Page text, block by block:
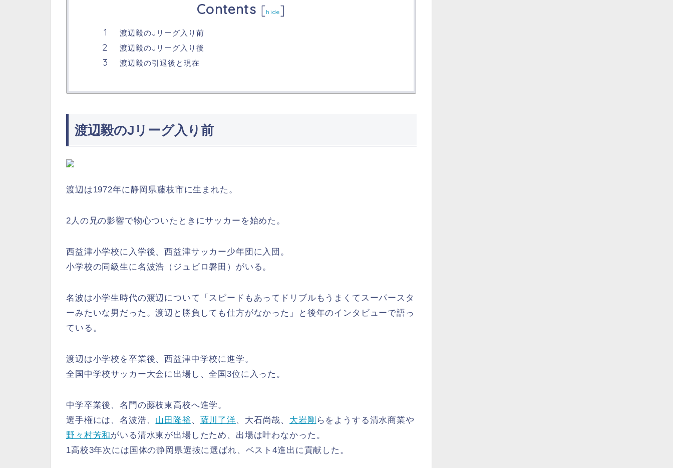
Contents [hide]
渡辺毅のJリーグ入り前
渡辺毅のJリーグ入り後
渡辺毅の引退後と現在
渡辺毅のJリーグ入り前
渡辺は1972年に静岡県藤枝市に生まれた。
2人の兄の影響で物心ついたときにサッカーを始めた。
西益津小学校に入学後、西益津サッカー少年団に入団。
小学校の同級生に名波浩（ジュビロ磐田）がいる。
名波は小学生時代の渡辺について「スピードもあってドリブルもうまくてスーパースタ
ーみたいな男だった。渡辺と勝負しても仕方がなかった」と後年のインタビューで語っ
ている。
渡辺は小学校を卒業後、西益津中学校に進学。
全国中学校サッカー大会に出場し、全国3位に入った。
中学卒業後、名門の藤枝東高校へ進学。
選手権には、名波浩、 山田隆裕 、 薩川了洋、大石尚哉、 大岩剛 らをようする清水商業や
野々村芳和がいる清水東が出場したため、出場は叶わなかった。
1高校3年次には国体の静岡県選抜に選ばれ、ベスト4進出に貢献した。